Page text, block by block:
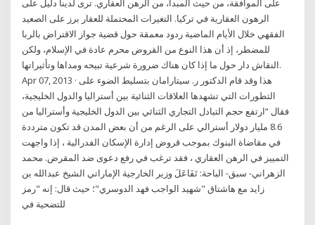
على الموافقة، من حيث المبدأ، من الرهن العقاري. ترى لدينا دليل على
الرهون العقارية في تركيا. التغيرات المحتملة للعقار برز على الصعيد
الفقهي خلال الأيام الماضية ردود معمقة حول قضية جواز الاقتراض بالربا
للمضطر، إذ أن هذا النوع من القروض محرم عادة في الإسلام، ولكن
النقاش دار حول ما إذا كان هناك ضرورة شرعية تبيحه ومداها وتأثيراتها.
Apr 07, 2013 · هذا وقد قام الدكتور ر. سيتارامان بتسليط الضوء على
التطورات التي تشهدها العلاقات الثنائية بين أستراليا والدول الخليجية،
فقال “ارتفع حجم التبادل التجاري الثنائي بين الدول الخليجية وأستراليا من
8.6 مليار دولار أسترالي على الرغم من أن بعض المدن قد تكون مترددة
في مقاضاة البنوك بموجب قروض إدارة الإسكان الفدرالية ، إذا واجهت
التمييز في الرهن العقاري ، فقد ترغب في رفع دعوى ضد المقرض. محمد
الزهراني- سبق- الباحة: ‏تَفَاعَلَ وزير الخارجية الإماراتي الشيخ عبدالله بن
زايد مع هاشتاق "شهيد الواجب فهد الدوسري"؛ حيث قال: إنه "رمز
للتضحية في